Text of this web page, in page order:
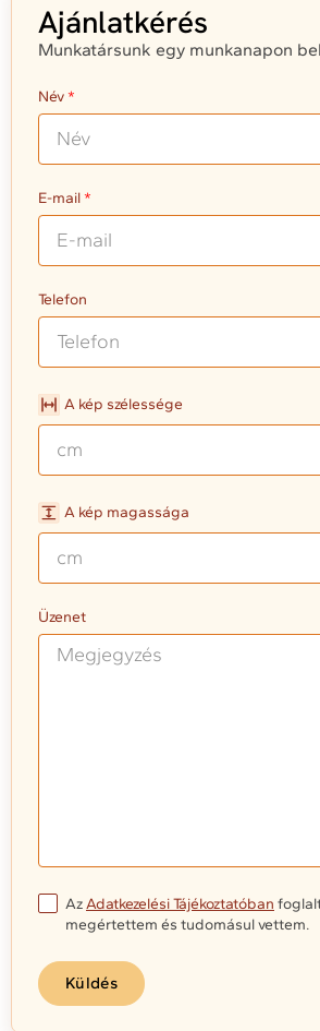
Ajánlatkérés
Munkatársunk egy munkanapon
Név
E-mail
Telefon
A kép szélessége
A kép magassága
Üzenet
AzAdatkezelési Tájékoztatóban
megértettem és tudomásul vettem.
Küldés